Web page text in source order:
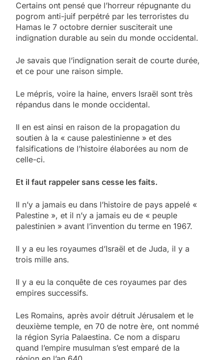
Certains ont pensé que l’horreur répugnante du
pogrom anti-juif perpétré par les terroristes du
Hamas le 7 octobre dernier susciterait une
indignation durable au sein du monde occidental.
Je savais que l’indignation serait de courte durée,
et ce pour une raison simple.
Le mépris, voire la haine, envers Israël sont très
répandus dans le monde occidental.
Il en est ainsi en raison de la propagation du
soutien à la « cause palestinienne » et des
falsifications de l’histoire élaborées au nom de
celle-ci.
Et il faut rappeler sans cesse les faits.
Il n’y a jamais eu dans l’histoire de pays appelé «
Palestine », et il n’y a jamais eu de « peuple
palestinien » avant l’invention du terme en 1967.
Il y a eu les royaumes d’Israël et de Juda, il y a
trois mille ans.
Il y a eu la conquête de ces royaumes par des
empires successifs.
Les Romains, après avoir détruit Jérusalem et le
deuxième temple, en 70 de notre ère, ont nommé
la région Syria Palaestina. Ce nom a disparu
quand l’empire musulman s’est emparé de la